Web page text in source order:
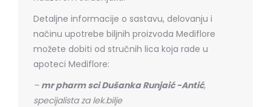
Detaljne informacije o sastavu, delovanju i
načinu upotrebe biljnih proizvoda Mediflore
možete dobiti od stručnih lica koja rade u
apoteci Mediflore:
– mr pharm sci Dušanka Runjaić -Antić,
specijalista za lek.bilje